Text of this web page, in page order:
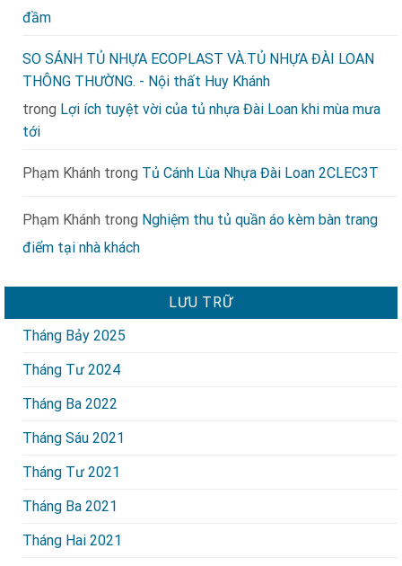
đầm
SO SÁNH TỦ NHỰA ECOPLAST VÀ.TỦ NHỰA ĐÀI LOAN
THÔNG THƯỜNG. - Nội thất Huy Khánh
trong Lợi ích tuyệt vời của tủ nhựa Đài Loan khi mùa mưa
tới
Phạm Khánh trong Tủ Cánh Lùa Nhựa Đài Loan 2CLEC3T
Phạm Khánh trong Nghiệm thu tủ quần áo kèm bàn trang
điểm tại nhà khách
LƯU TRỮ
Tháng Bảy 2025
Tháng Tư 2024
Tháng Ba 2022
Tháng Sáu 2021
Tháng Tư 2021
Tháng Ba 2021
Tháng Hai 2021